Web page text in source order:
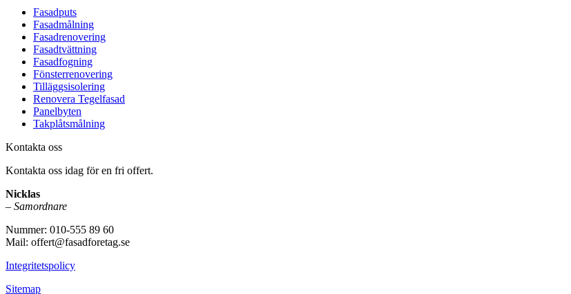
Fasadputs
Fasadmålning
Fasadrenovering
Fasadtvättning
Fasadfogning
Fönsterrenovering
Tilläggsisolering
Renovera Tegelfasad
Panelbyten
Takplåtsmålning
Kontakta oss
Kontakta oss idag för en fri offert.
Nicklas
– Samordnare
Nummer: 010-555 89 60
Mail: offert@fasadforetag.se
Integritetspolicy
Sitemap